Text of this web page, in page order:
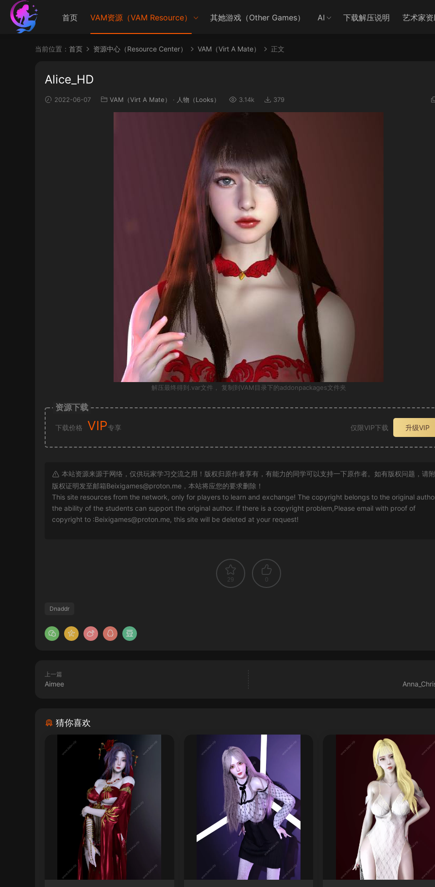
首页 VAM资源（VAM Resource） 其她游戏（Other Games） AI 下载解压说明 艺术家
当前位置： 首页 资源中心（Resource Center） VAM（Virt A Mate） 正文
Alice_HD
2022-06-07 VAM（Virt A Mate） · 人物（Looks） 3.14k 379
解压最终得到.var文件， 复制到VAM目录下的addonpackages文件夹
资源下载
下载价格 VIP专享 仅限VIP下载 升级VIP
本站资源来源于网络，仅供玩家学习交流之用！版权归原作者享有，有能力的同学可以支持一下原作者。如有版权问题，请
版权证明发至邮箱Beixigames@proton.me ，本站将应您的要求删除！
This site resources from the network, only for players to learn and exchange! The copyright belongs to the original
the ability of the students can support the original author. If there is a copyright problem,Please email with proof of
copyright to :Beixigames@proton.me, this site will be deleted at your request!
29 0
Dnaddr
上一篇
Aimee
猜你喜欢